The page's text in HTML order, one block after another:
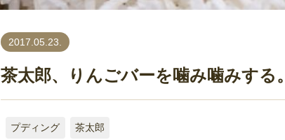
2017.05.23.
茶太郎、りんごバーを噛み噛みする。
プディング 茶太郎